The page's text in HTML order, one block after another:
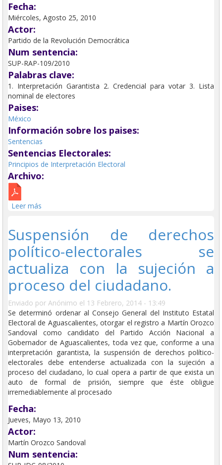
Fecha:
Miércoles, Agosto 25, 2010
Actor:
Partido de la Revolución Democrática
Num sentencia:
SUP-RAP-109/2010
Palabras clave:
1. Interpretación Garantista 2. Credencial para votar 3. Lista
nominal de electores
Paises:
México
Información sobre los paises:
Sentencias
Sentencias Electorales:
Principios de Interpretación Electoral
Archivo:
Leer más
Suspensión de derechos
político-electorales se
actualiza con la sujeción a
proceso del ciudadano.
Enviado por Anónimo el 13 Febrero, 2014 - 13:49
Se determinó ordenar al Consejo General del Instituto Estatal
Electoral de Aguascalientes, otorgar el registro a Martín Orozco
Sandoval como candidato del Partido Acción Nacional a
Gobernador de Aguascalientes, toda vez que, conforme a una
interpretación garantista, la suspensión de derechos político-
electorales debe entenderse actualizada con la sujeción a
proceso del ciudadano, lo cual opera a partir de que exista un
auto de formal de prisión, siempre que éste obligue
irremediablemente al procesado
Fecha:
Jueves, Mayo 13, 2010
Actor:
Martín Orozco Sandoval
Num sentencia: